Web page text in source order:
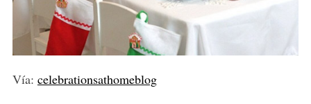
Vía: celebrationsathomeblog